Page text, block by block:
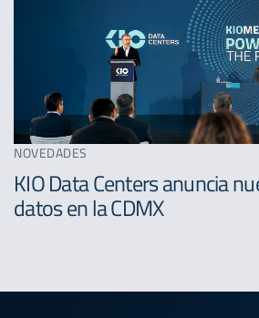
NOVEDADES
KIO Data Centers anuncia
datos en la CDMX